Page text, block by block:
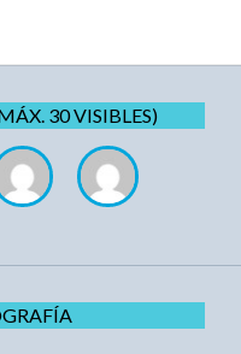
30 VISIBLES)